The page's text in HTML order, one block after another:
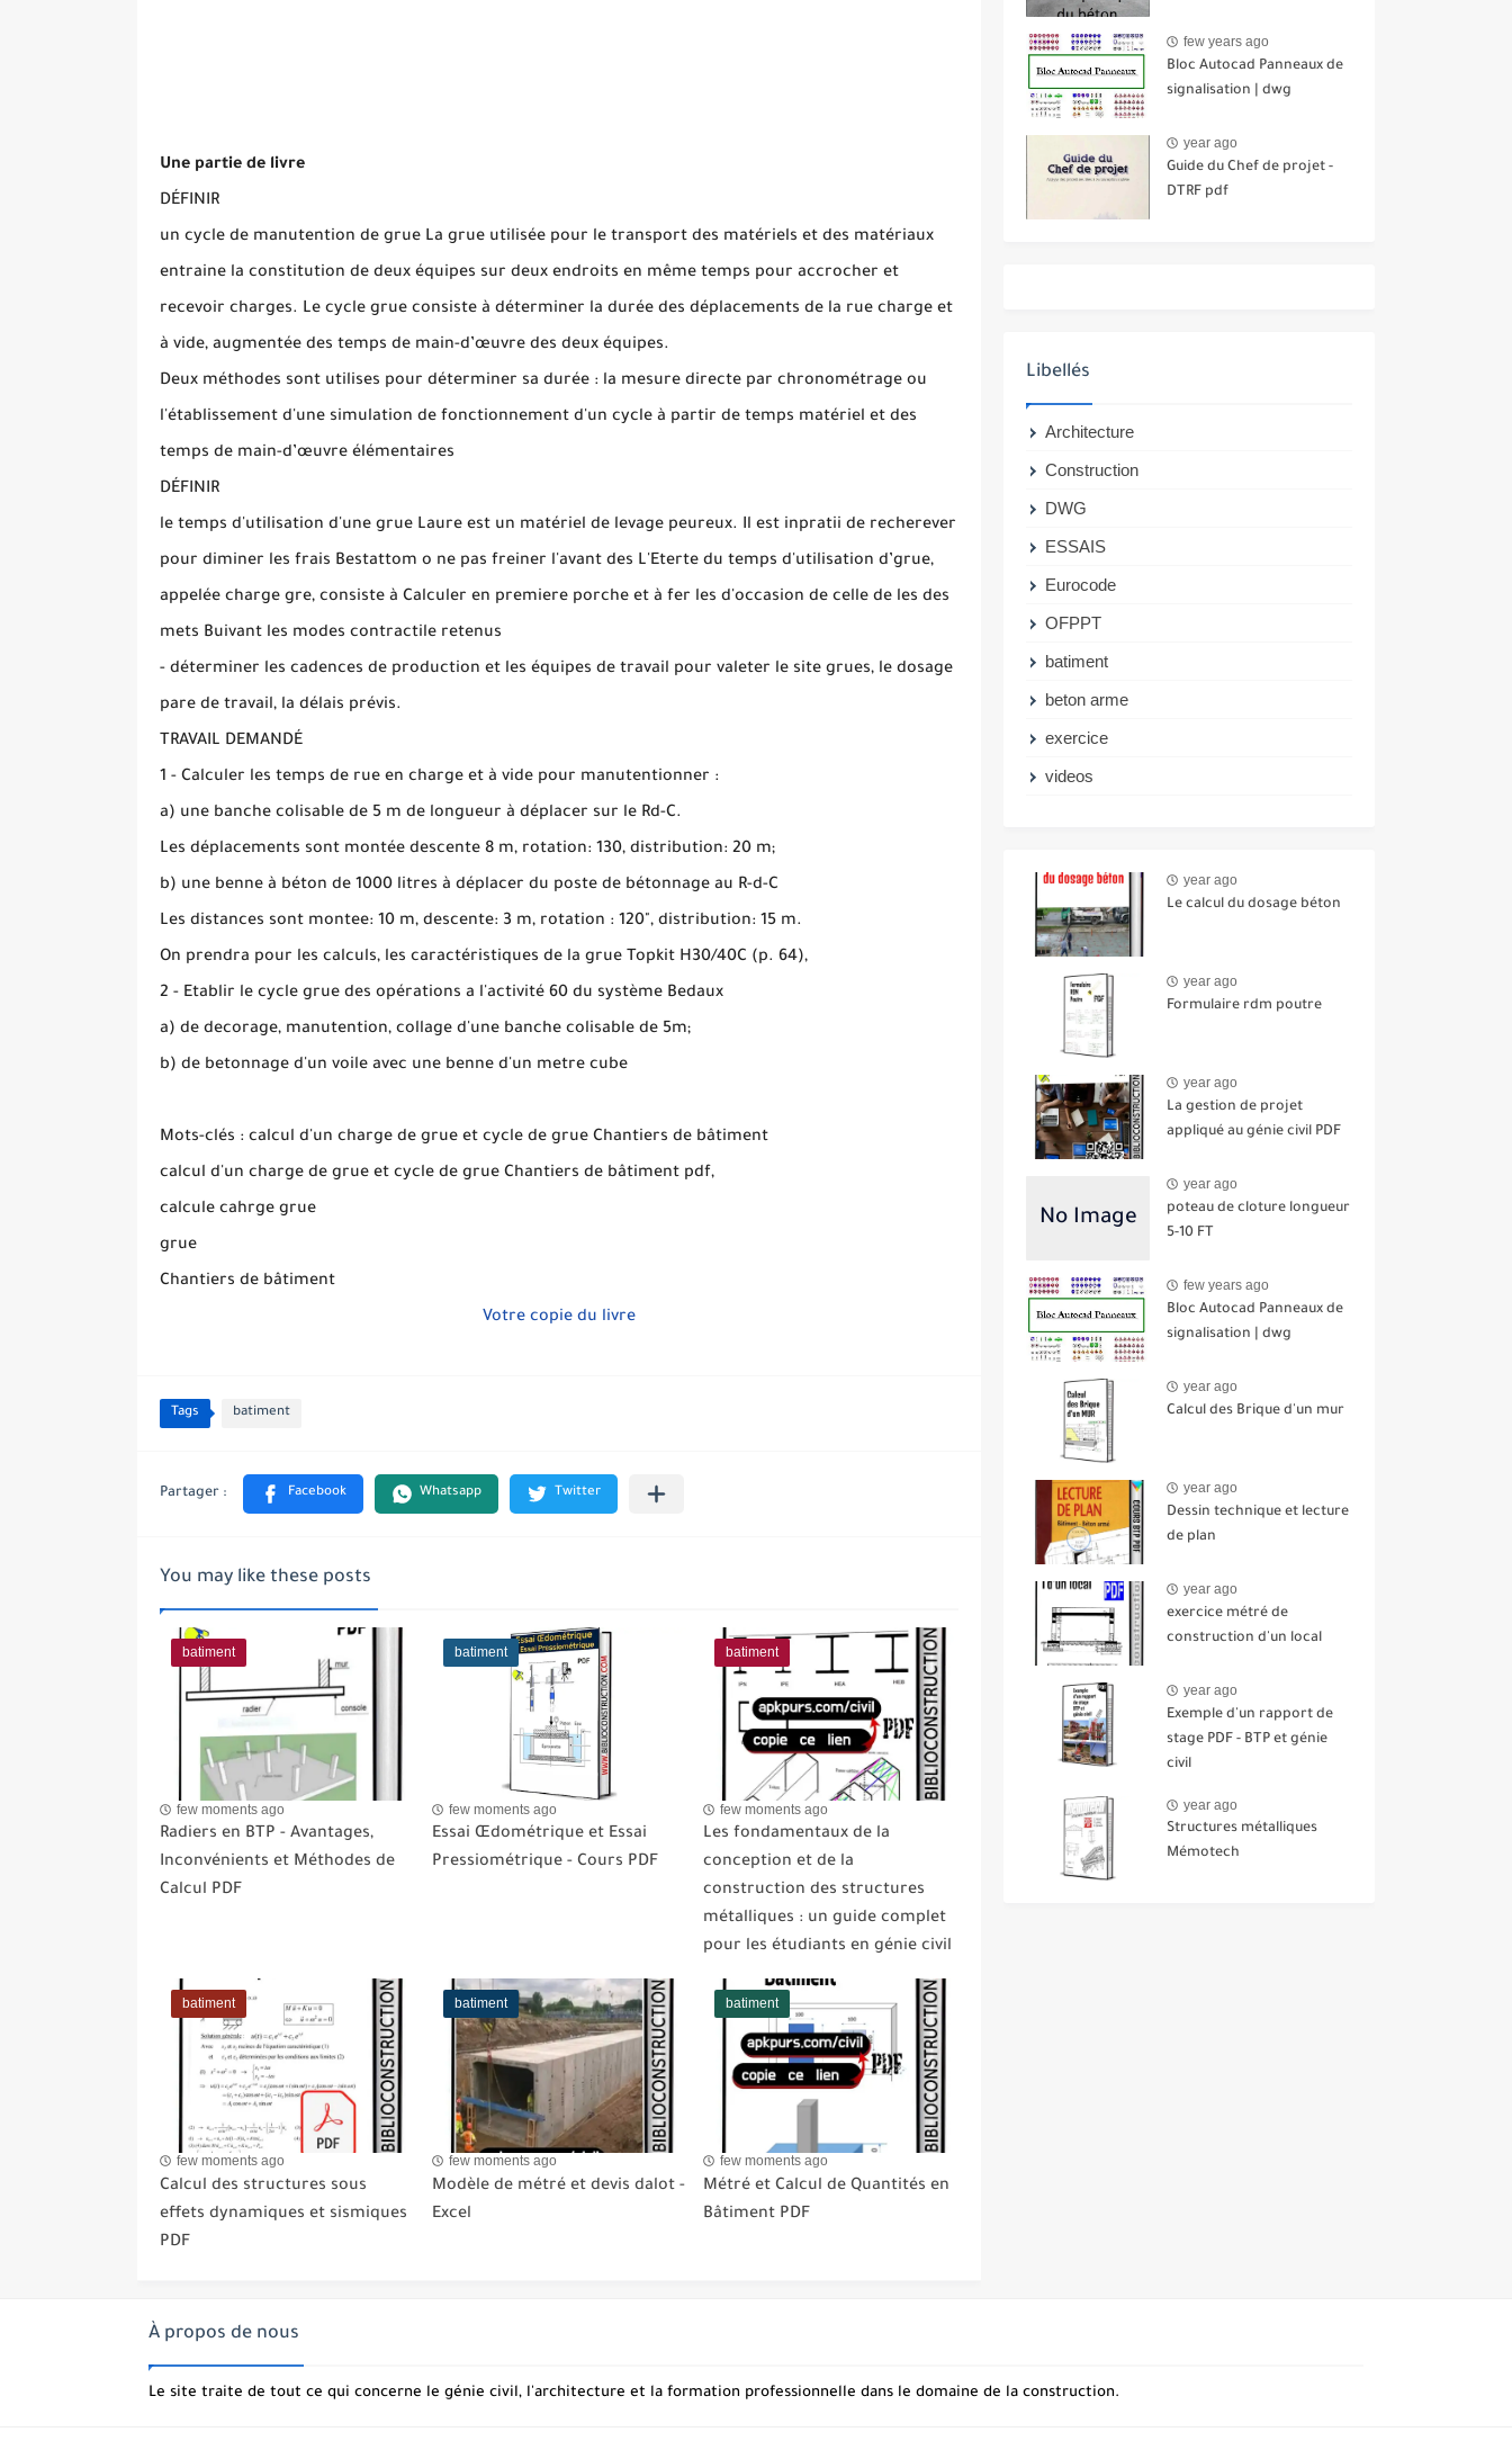
Une partie de livre
DÉFINIR
un cycle de manutention de grue La grue utilisée pour le transport des matériels et des matériaux
entraine la constitution de deux équipes sur deux endroits en même temps pour accrocher et
recevoir charges. Le cycle grue consiste à déterminer la durée des déplacements de la rue charge et
à vide, augmentée des temps de main-d’œuvre des deux équipes.
Deux méthodes sont utilises pour déterminer sa durée : la mesure directe par chronométrage ou
l'établissement d'une simulation de fonctionnement d'un cycle à partir de temps matériel et des
temps de main-d’œuvre élémentaires
DÉFINIR
le temps d'utilisation d'une grue Laure est un matériel de levage peureux. Il est inpratii de recherever
pour diminer les frais Bestattom o ne pas freiner l'avant des L'Eterte du temps d'utilisation d’grue,
appelée charge gre, consiste à Calculer en premiere porche et à fer les d'occasion de celle de les des
mets Buivant les modes contractile retenus
- déterminer les cadences de production et les équipes de travail pour valeter le site grues, le dosage
pare de travail, la délais prévis.
TRAVAIL DEMANDÉ
1 - Calculer les temps de rue en charge et à vide pour manutentionner :
a) une banche colisable de 5 m de longueur à déplacer sur le Rd-C.
Les déplacements sont montée descente 8 m, rotation: 130, distribution: 20 m;
b) une benne à béton de 1000 litres à déplacer du poste de bétonnage au R-d-C
Les distances sont montee: 10 m, descente: 3 m, rotation : 120", distribution: 15 m.
On prendra pour les calculs, les caractéristiques de la grue Topkit H30/40C (p. 64),
2 - Etablir le cycle grue des opérations a l'activité 60 du système Bedaux
a) de decorage, manutention, collage d'une banche colisable de 5m;
b) de betonnage d'un voile avec une benne d'un metre cube
Mots-clés : calcul d'un charge de grue et cycle de grue Chantiers de bâtiment
calcul d'un charge de grue et cycle de grue Chantiers de bâtiment pdf,
calcule cahrge grue
grue
Chantiers de bâtiment
Votre copie du livre
Tags batiment
You may like these posts
batiment
few moments ago
Radiers en BTP - Avantages,
Inconvénients et Méthodes de
Calcul PDF
batiment
few moments ago
Essai Œdométrique et Essai
Pressiométrique - Cours PDF
batiment
few moments ago
Les fondamentaux de la
conception et de la
construction des structures
métalliques : un guide complet
pour les étudiants en génie civil
batiment
few moments ago
Calcul des structures sous
effets dynamiques et sismiques
PDF
batiment
few moments ago
Modèle de métré et devis dalot -
Excel
batiment
few moments ago
Métré et Calcul de Quantités en
Bâtiment PDF
few years ago
Bloc Autocad Panneaux de
signalisation | dwg
year ago
Guide du Chef de projet -
DTRF pdf
Libellés
Architecture
Construction
DWG
ESSAIS
Eurocode
OFPPT
batiment
beton arme
exercice
videos
year ago
Le calcul du dosage béton
year ago
Formulaire rdm poutre
year ago
La gestion de projet
appliqué au génie civil PDF
year ago
poteau de cloture longueur
5-10 FT
few years ago
Bloc Autocad Panneaux de
signalisation | dwg
year ago
Calcul des Brique d'un mur
year ago
Dessin technique et lecture
de plan
year ago
exercice métré de
construction d'un local
year ago
Exemple d'un rapport de
stage PDF - BTP et génie
civil
year ago
Structures métalliques
Mémotech
À propos de nous
Le site traite de tout ce qui concerne le génie civil, l'architecture et la formation professionnelle dans le domaine de la construction.